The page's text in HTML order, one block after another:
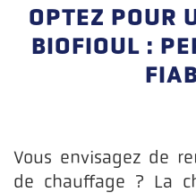
OPTEZ POUR
BIOFIOUL :
Vous envisagez de
de chauffage ? La